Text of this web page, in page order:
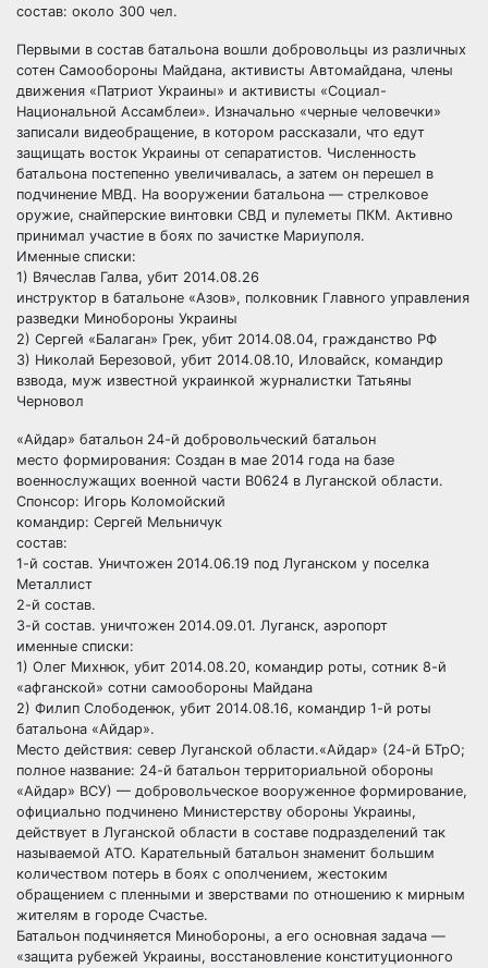
состав: около 300 чел.
Первыми в состав батальона вошли добровольцы из различных
сотен Самообороны Майдана, активисты Автомайдана, члены
движения «Патриот Украины» и активисты «Социал-
Национальной Ассамблеи». Изначально «черные человечки»
записали видеобращение, в котором рассказали, что едут
защищать восток Украины от сепаратистов. Численность
батальона постепенно увеличивалась, а затем он перешел в
подчинение МВД. На вооружении батальона — стрелковое
оружие, снайперские винтовки СВД и пулеметы ПКМ. Активно
принимал участие в боях по зачистке Мариуполя.
Именные списки:
1) Вячеслав Галва, убит 2014.08.26
инструктор в батальоне «Азов», полковник Главного управления
разведки Минобороны Украины
2) Сергей «Балаган» Грек, убит 2014.08.04, гражданство РФ
3) Николай Березовой, убит 2014.08.10, Иловайск, командир
взвода, муж известной украинкой журналистки Татьяны
Черновол
«Айдар» батальон 24-й добровольческий батальон
место формирования: Создан в мае 2014 года на базе
военнослужащих военной части В0624 в Луганской области.
Спонсор: Игорь Коломойский
командир: Сергей Мельничук
состав:
1-й состав. Уничтожен 2014.06.19 под Луганском у поселка
Металлист
2-й состав.
3-й состав. уничтожен 2014.09.01. Луганск, аэропорт
именные списки:
1) Олег Михнюк, убит 2014.08.20, командир роты, сотник 8-й
«афганской» сотни самообороны Майдана
2) Филип Слободенюк, убит 2014.08.16, командир 1-й роты
батальона «Айдар».
Место действия: север Луганской области.«Айдар» (24-й БТрО;
полное название: 24-й батальон территориальной обороны
«Айдар» ВСУ) — добровольческое вооруженное формирование,
официально подчинено Министерству обороны Украины,
действует в Луганской области в составе подразделений так
называемой АТО. Карательный батальон знаменит большим
количеством потерь в боях с ополчением, жестоким
обращением с пленными и зверствами по отношению к мирным
жителям в городе Счастье.
Батальон подчиняется Минобороны, а его основная задача —
«защита рубежей Украины, восстановление конституционного